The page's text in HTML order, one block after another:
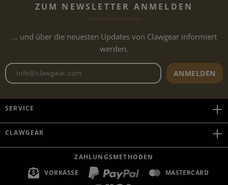
ZUM NEWSLETTER ANMELDEN
... und über die neuesten Updates von Clawgear informiert
werden.
Newsletter E-Mail-Adresse
ANMELDEN
SERVICE
CLAWGEAR
ZAHLUNGSMETHODEN
VORKASSE
MASTERCARD